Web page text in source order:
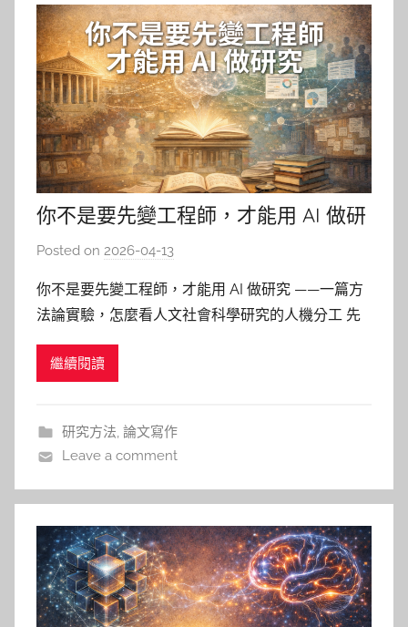
你不是要先變工程師，才能用 AI 做研
究
Posted on 2026-04-13
柯
文
你不是要先變工程師，才能用 AI 做研究 ——一篇方
法論實驗，怎麼看人文社會科學研究的人機分工 先
麼用才不會出問題 如果你是人文社會科學的師生，
害，應該能幫
繼續閱讀
研究方法, 論文寫作
Leave a comment